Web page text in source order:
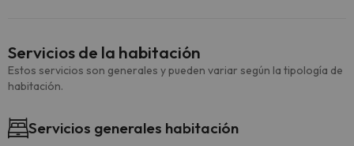
Servicios de la habitación
Estos servicios son generales y pueden variar según la tipología de
habitación.
Servicios generales habitación